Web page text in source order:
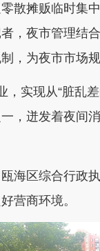
散摊贩临时集
，夜市管理结
，为夜市市场
现从“脏乱差
，迸发着夜间
区综合行政执
营商环境。